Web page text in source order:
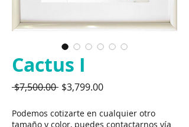
Cactus I
$7,500.00 Precio
$3,799.00Precio
oferta
Podemos cotizarte en cualquier otro
tamaño y color, puedes contactarnos vía